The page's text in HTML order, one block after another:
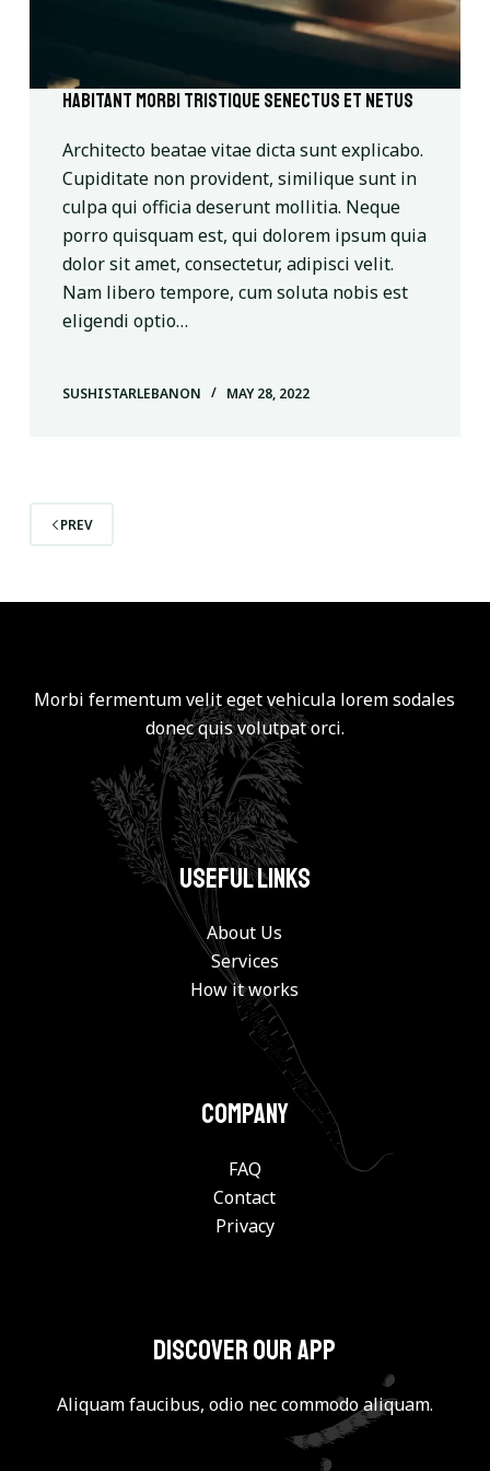
Habitant morbi tristique senectus et netus
Architecto beatae vitae dicta sunt explicabo.
Cupiditate non provident, similique sunt in
culpa qui officia deserunt mollitia. Neque
porro quisquam est, qui dolorem ipsum quia
dolor sit amet, consectetur, adipisci velit.
Nam libero tempore, cum soluta nobis est
eligendi optio…
SUSHISTARLEBANON MAY 28, 2022
PREV
Morbi fermentum velit eget vehicula lorem sodales
donec quis volutpat orci.
Useful Links
About Us
Services
How it works
Company
FAQ
Contact
Privacy
Discover our app
Aliquam faucibus, odio nec commodo aliquam.